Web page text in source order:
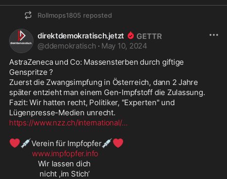
Rollmops1805 reposted
direktdemokratisch.jetzt
@ddemokratisch · May 10, 2024
AstraZeneca und Co: Massensterben durch giftige
Genspritze ?
Zuerst die Zwangsimpfung in Österreich, dann 2 Jahre
später entzieht man einem Gen-Impfstoff die Zulassung.
Fazit: Wir hatten recht, Politiker, "Experten" und
https://www.nzz.ch/international/...
❤️ 💉Verein für Impfopfer💉❤️
www.impfopfer.info
Wir lassen dich
nicht ,im Stich‘